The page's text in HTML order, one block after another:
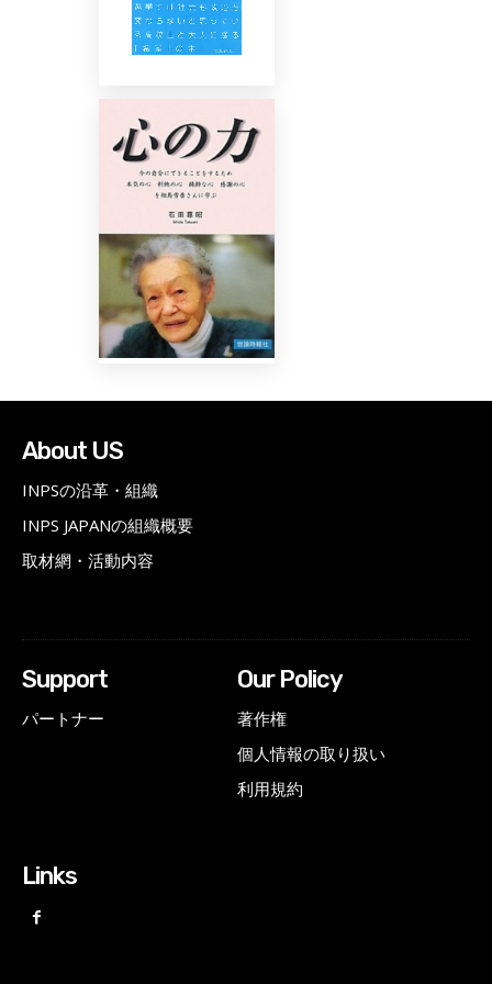
About US
INPSの沿革・組織
INPS JAPANの組織概要
取材網・活動内容
Support
パートナー
Our Policy
著作権
個人情報の取り扱い
利用規約
Links